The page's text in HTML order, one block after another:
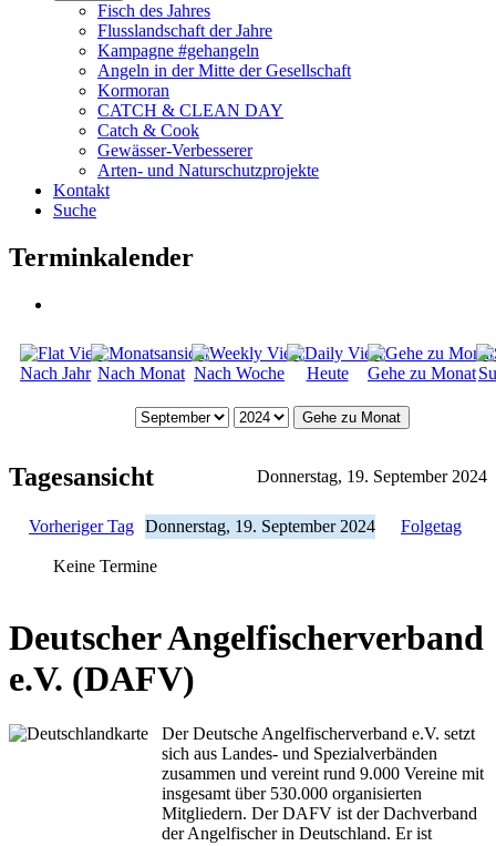
Fisch des Jahres
Flusslandschaft der Jahre
Kampagne #gehangeln
Angeln in der Mitte der Gesellschaft
Kormoran
CATCH & CLEAN DAY
Catch & Cook
Gewässer-Verbesserer
Arten- und Naturschutzprojekte
Kontakt
Suche
Terminkalender
Nach Jahr Nach Monat Nach Woche Heute Gehe zu Monat
Gehe zu Monat
Tagesansicht Donnerstag, 19. September 2024
Vorheriger Tag Donnerstag, 19. September 2024 Folgetag
Keine Termine
Deutscher Angelfischerverband
e.V. (DAFV)
Der Deutsche Angelfischerverband e.V. setzt
sich aus Landes- und Spezialverbänden
zusammen und vereint rund 9.000 Vereine mit
insgesamt über 530.000 organisierten
Mitgliedern. Der DAFV ist der Dachverband
der Angelfischer in Deutschland. Er ist